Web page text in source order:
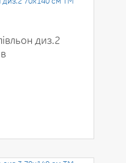
диз.2